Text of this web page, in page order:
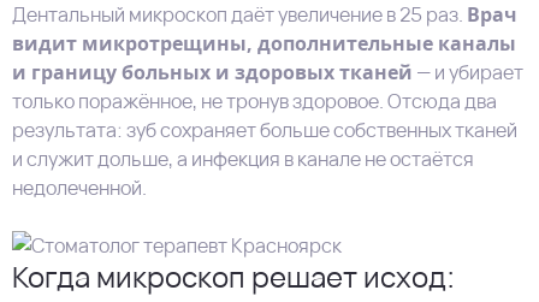
Дентальный микроскоп даёт увеличение в 25 раз. Врач
видит микротрещины, дополнительные каналы
и границу больных и здоровых тканей — и убирает
только поражённое, не тронув здоровое. Отсюда два
результата: зуб сохраняет больше собственных тканей
и служит дольше, а инфекция в канале не остаётся
недолеченной.
Когда микроскоп решает исход: